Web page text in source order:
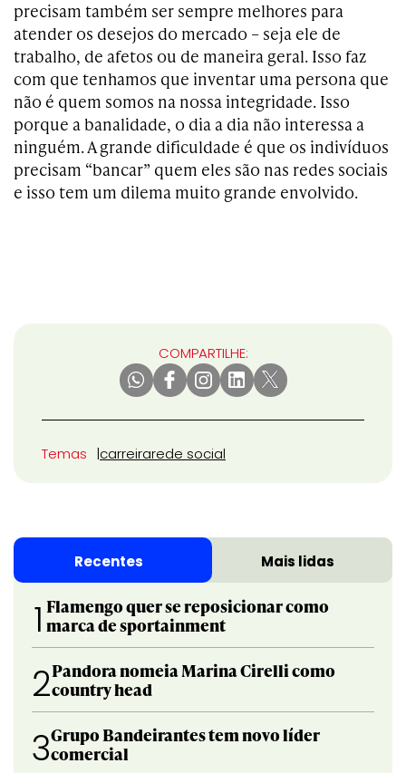
precisam também ser sempre melhores para
atender os desejos do mercado – seja ele de
trabalho, de afetos ou de maneira geral. Isso faz
com que tenhamos que inventar uma persona que
não é quem somos na nossa integridade. Isso
porque a banalidade, o dia a dia não interessa a
ninguém. A grande dificuldade é que os indivíduos
precisam “bancar” quem eles são nas redes sociais
e isso tem um dilema muito grande envolvido.
COMPARTILHE:
Temas carreirarede social
Recentes Mais lidas
1 Flamengo quer se reposicionar como
marca de sportainment
2Pandora nomeia Marina Cirelli como
country head
3Grupo Bandeirantes tem novo líder
comercial